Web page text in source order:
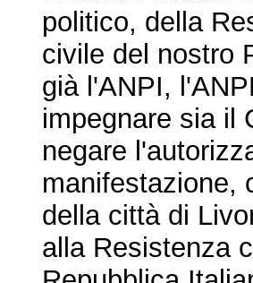
politico, della
civile del nostro
già l'ANPI,
impegnare sia il
negare
manifestazione,
della città di
alla Resistenza